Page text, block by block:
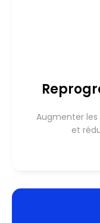
Augmenter
et